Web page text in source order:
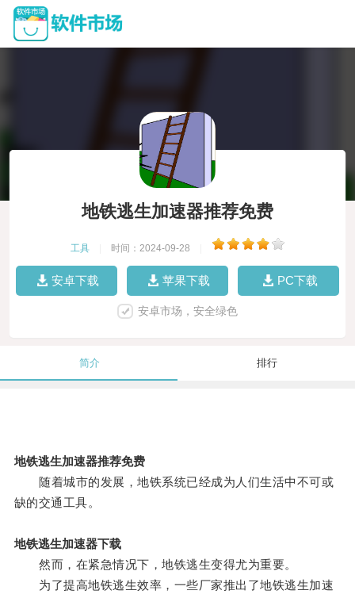
地铁逃生加速器推荐免费
工具 时间：2024-09-28
安卓下载 苹果下载 PC下载
安卓市场，安全绿色
简介 排行
地铁逃生加速器推荐免费
随着城市的发展，地铁系统已经成为人们生活中不可或
缺的交通工具。
地铁逃生加速器下载
然而，在紧急情况下，地铁逃生变得尤为重要。
为了提高地铁逃生效率，一些厂家推出了地铁逃生加速